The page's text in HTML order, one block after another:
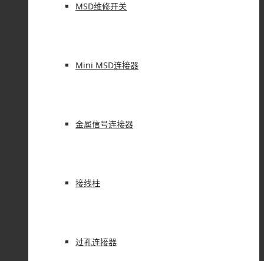
MSD维修开关
Mini MSD连接器
金属信号连接器
接线柱
过孔连接器